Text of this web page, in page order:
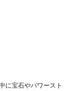
に宝石やパワースト